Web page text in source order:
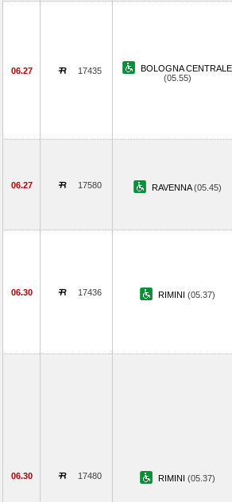
06.27 17435
BOLOGNA CENTRALE
(05.55)
06.27 17580 RAVENNA(05.45)
06.30 17436 RIMINI (05.37)
06.30 17480 RIMINI (05.37)